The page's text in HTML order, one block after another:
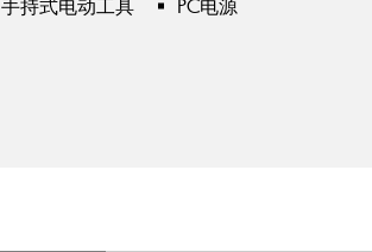
手持式电动工具 PC电源